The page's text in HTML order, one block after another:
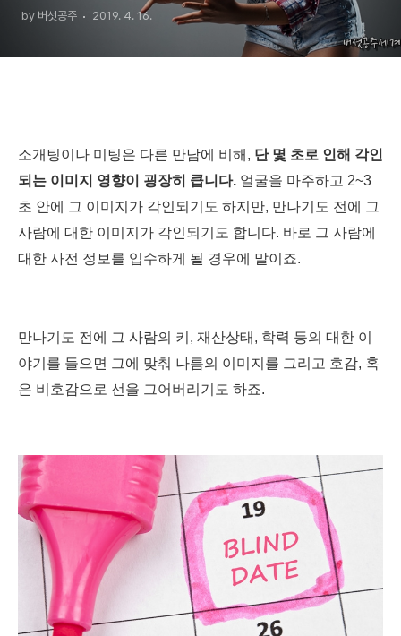
by 버섯공주 2019. 4. 16.
소개팅이나 미팅은 다른 만남에 비해, 단 몇 초로 인해 각인
되는 이미지 영향이 굉장히 큽니다. 얼굴을 마주하고 2~3
초 안에 그 이미지가 각인되기도 하지만, 만나기도 전에 그
사람에 대한 이미지가 각인되기도 합니다. 바로 그 사람에
대한 사전 정보를 입수하게 될 경우에 말이죠.
만나기도 전에 그 사람의 키, 재산상태, 학력 등의 대한 이
야기를 들으면 그에 맞춰 나름의 이미지를 그리고 호감, 혹
은 비호감으로 선을 그어버리기도 하죠.